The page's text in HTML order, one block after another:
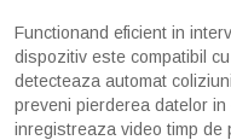
Functionand eficient in
dispozitiv este compatibil
detecteaza automat
preveni pierderea datelor
inregistreaza video timp de